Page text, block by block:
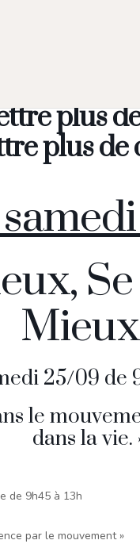
plus
plus
25/09 de
le
dans la vie.
de 9h45 à 13h
par le mouvement »